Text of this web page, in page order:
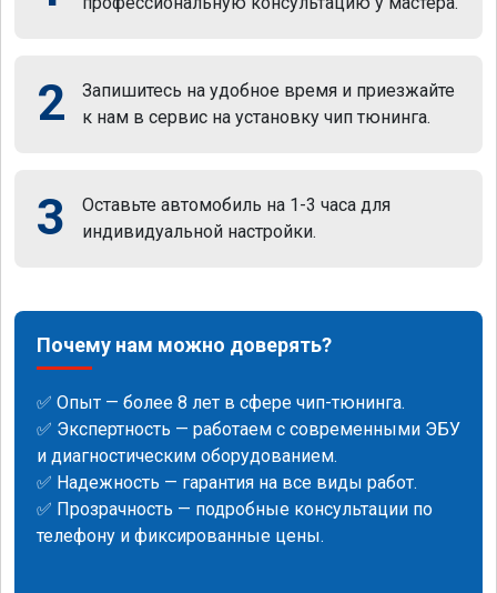
2
Запишитесь на удобное время и приезжайте
к нам в сервис на установку чип тюнинга.
3
Оставьте автомобиль на 1-3 часа для
индивидуальной настройки.
Почему нам можно доверять?
✅ Опыт — более 8 лет в сфере чип-тюнинга.
✅ Экспертность — работаем с современными ЭБУ
и диагностическим оборудованием.
✅ Надежность — гарантия на все виды работ.
✅ Прозрачность — подробные консультации по
телефону и фиксированные цены.